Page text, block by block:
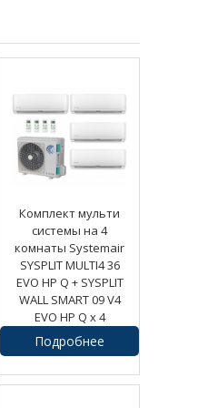
Комплект мульти
системы на 4
комнаты Systemair
SYSPLIT MULTI4 36
EVO HP Q + SYSPLIT
WALL SMART 09 V4
EVO HP Q х 4
257596руб.
Подробнее